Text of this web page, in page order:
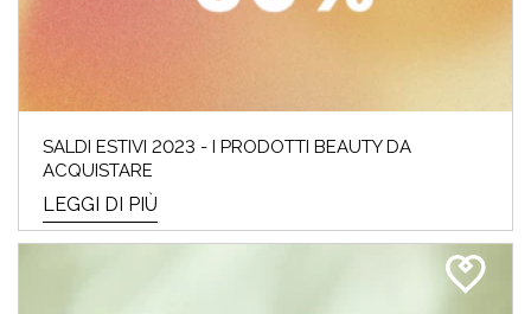
SALDI ESTIVI 2023 - I PRODOTTI BEAUTY DA
ACQUISTARE
LEGGI DI PIÙ